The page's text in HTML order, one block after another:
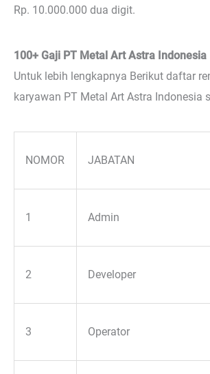
Rp. 10.000.000 dua digit.
100+ Gaji PT Metal Art Astra Indonesia
Untuk lebih lengkapnya Berikut daftar
karyawan PT Metal Art Astra Indonesia
NOMOR JABATAN
1 Admin
2 Developer
3 Operator